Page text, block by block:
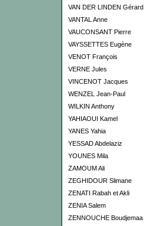
VAN DER LINDEN Gérard
VANTAL Anne
VAUCONSANT Pierre
VAYSSETTES Eugène
VENOT François
VERNE Jules
VINCENOT Jacques
WENZEL Jean-Paul
WILKIN Anthony
YAHIAOUI Kamel
YANES Yahia
YESSAD Abdelaziz
YOUNES Mila
ZAMOUM Ali
ZEGHIDOUR Slimane
ZENATI Rabah et Akli
ZENIA Salem
ZENNOUCHE Boudjemaa